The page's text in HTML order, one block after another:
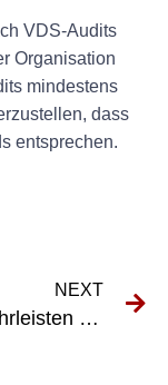
VDS-Audits
Organisation
mindestens
dass
entsprechen.
NEXT
So gewährleisten Sie Sicherheit und Einhaltung der DGUV V3-Protokolle für feste Installationen